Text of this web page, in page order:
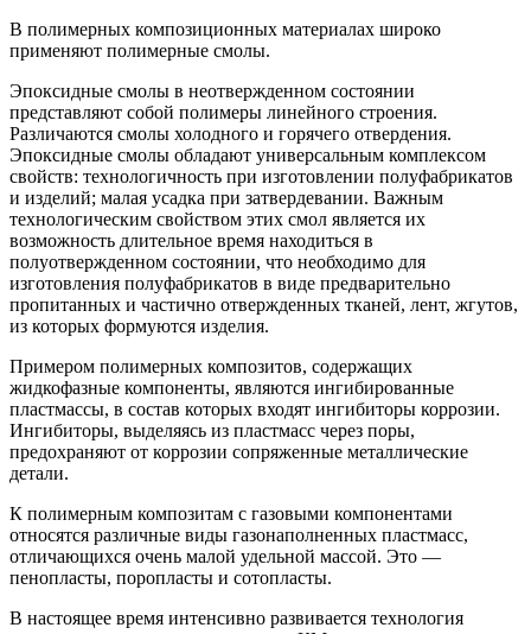
В полимерных композиционных материалах широко
применяют полимерные смолы.
Эпоксидные смолы в неотвержденном состоянии
представляют собой полимеры линейного строения.
Различаются смолы холодного и горячего отвердения.
Эпоксидные смолы обладают универсальным комплексом
свойств: технологичность при изготовлении полуфабрикатов
и изделий; малая усадка при затвердевании. Важным
технологическим свойством этих смол является их
возможность длительное время находиться в
полуотвержденном состоянии, что необходимо для
изготовления полуфабрикатов в виде предварительно
пропитанных и частично отвержденных тканей, лент, жгутов,
из которых формуются изделия.
Примером полимерных композитов, содержащих
жидкофазные компоненты, являются ингибированные
пластмассы, в состав которых входят ингибиторы коррозии.
Ингибиторы, выделяясь из пластмасс через поры,
предохраняют от коррозии сопряженные металлические
детали.
К полимерным композитам с газовыми компонентами
относятся различные виды газонаполненных пластмасс,
отличающихся очень малой удельной массой. Это —
пенопласты, поропласты и сотопласты.
В настоящее время интенсивно развивается технология